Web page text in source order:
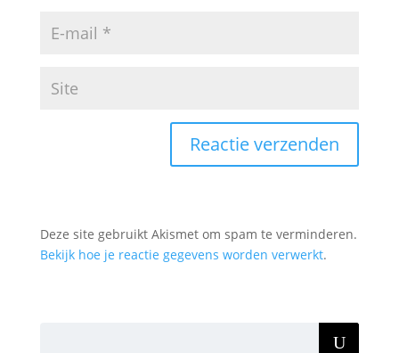
Deze site gebruikt Akismet om spam te verminderen.
Bekijk hoe je reactie gegevens worden verwerkt.